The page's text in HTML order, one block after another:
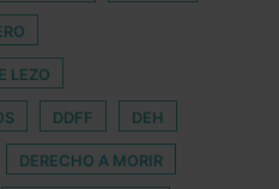
LEZO
DDFF DEH
DERECHO A MORIR